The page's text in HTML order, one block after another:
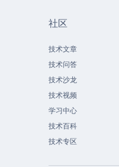
社区
技术文章
技术问答
技术沙龙
技术视频
学习中心
技术百科
技术专区